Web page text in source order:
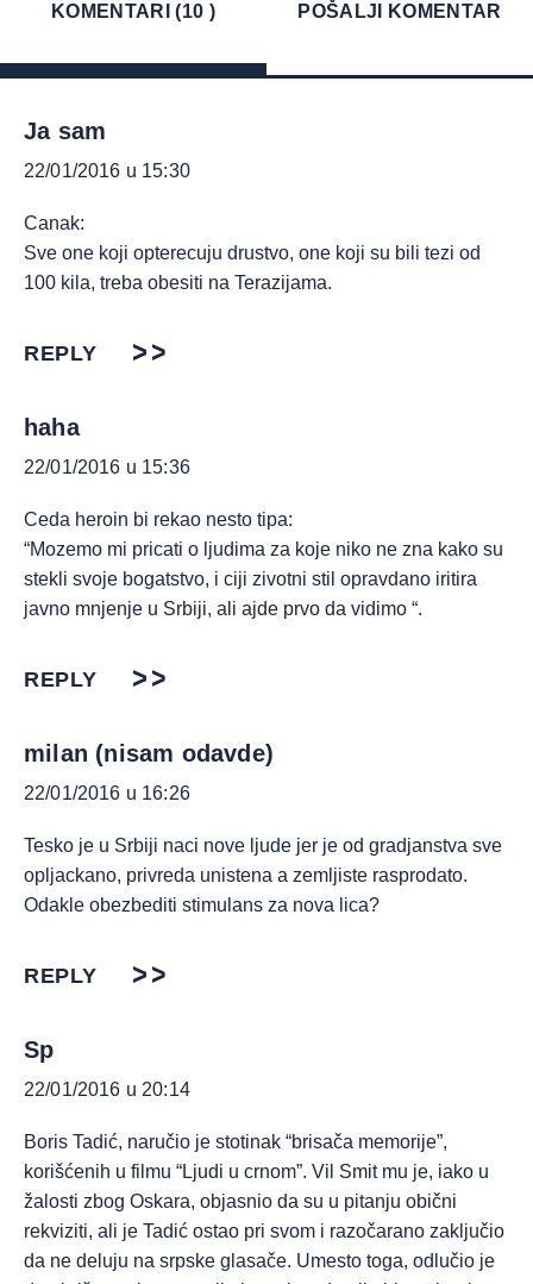
KOMENTARI (10 ) POŠALJI KOMENTAR
Ja sam
22/01/2016 u 15:30
Canak:
Sve one koji opterecuju drustvo, one koji su bili tezi od
100 kila, treba obesiti na Terazijama.
REPLY
haha
22/01/2016 u 15:36
Ceda heroin bi rekao nesto tipa:
“Mozemo mi pricati o ljudima za koje niko ne zna kako su
stekli svoje bogatstvo, i ciji zivotni stil opravdano iritira
javno mnjenje u Srbiji, ali ajde prvo da vidimo “.
REPLY
milan (nisam odavde)
22/01/2016 u 16:26
Tesko je u Srbiji naci nove ljude jer je od gradjanstva sve
opljackano, privreda unistena a zemljiste rasprodato.
Odakle obezbediti stimulans za nova lica?
REPLY
Sp
22/01/2016 u 20:14
Boris Tadić, naručio je stotinak “brisača memorije”,
korišćenih u filmu “Ljudi u crnom”. Vil Smit mu je, iako u
žalosti zbog Oskara, objasnio da su u pitanju obični
rekviziti, ali je Tadić ostao pri svom i razočarano zaključio
da ne deluju na srpske glasače. Umesto toga, odlučio je